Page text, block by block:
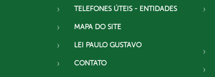
TELEFONES ÚTEIS - ENTIDADES
MAPA DO SITE
LEI PAULO GUSTAVO
CONTATO